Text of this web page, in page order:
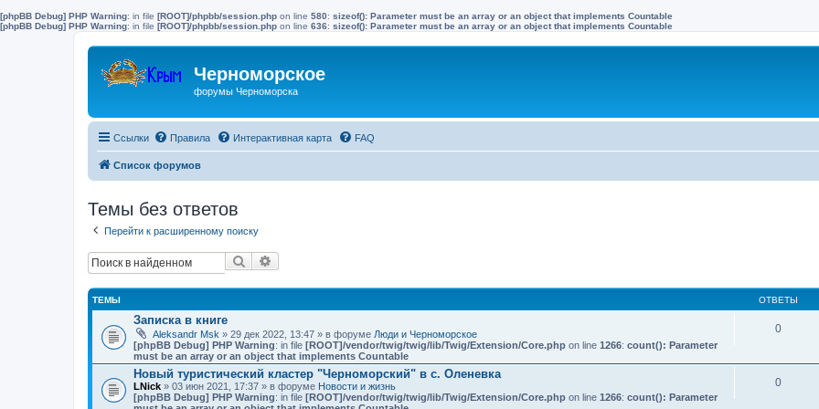
[phpBB Debug] PHP Warning: in file [ROOT]/phpbb/session.php on line 580: sizeof(): Parameter must be an array or an object that implements Countable
[phpBB Debug] PHP Warning: in file [ROOT]/phpbb/session.php on line 636: sizeof(): Parameter must be an array or an object that implements Countable
Черноморское
форумы Черноморска
Ссылки Правила Интерактивная карта FAQ
Список форумов
Темы без ответов
Перейти к расширенному поиску
Поиск
ТЕМЫ ОТВЕТЫ
Записка в книге
Aleksandr Msk » 29 дек 2022, 13:47 » в форуме Люди и Черноморское
[phpBB Debug] PHP Warning: in file [ROOT]/vendor/twig/twig/lib/Twig/Extension/Core.php on line 1266: count(): Parameter
must be an array or an object that implements Countable
0
Новый туристический кластер "Черноморский" в с. Оленевка
LNick » 03 июн 2021, 17:37 » в форуме Новости и жизнь
[phpBB Debug] PHP Warning: in file [ROOT]/vendor/twig/twig/lib/Twig/Extension/Core.php on line 1266: count(): Parameter
0